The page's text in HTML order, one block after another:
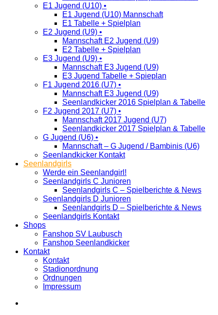
E1 Jugend (U10) •
E1 Jugend (U10) Mannschaft
E1 Tabelle + Spielplan
E2 Jugend (U9) •
Mannschaft E2 Jugend (U9)
E2 Tabelle + Spielplan
E3 Jugend (U9) •
Mannschaft E3 Jugend (U9)
E3 Jugend Tabelle + Spieplan
F1 Jugend 2016 (U7) •
Mannschaft E3 Jugend (U9)
Seenlandkicker 2016 Spielplan & Tabelle
F2 Jugend 2017 (U7) •
Mannschaft 2017 Jugend (U7)
Seenlandkicker 2017 Spielplan & Tabelle
G Jugend (U6) •
Mannschaft – G Jugend / Bambinis (U6)
Seenlandkicker Kontakt
Seenlandgirls
Werde ein Seenlandgirl!
Seenlandgirls C Junioren
Seenlandgirls C – Spielberichte & News
Seenlandgirls D Junioren
Seenlandgirls D – Spielberichte & News
Seenlandgirls Kontakt
Shops
Fanshop SV Laubusch
Fanshop Seenlandkicker
Kontakt
Kontakt
Stadionordnung
Ordnungen
Impressum